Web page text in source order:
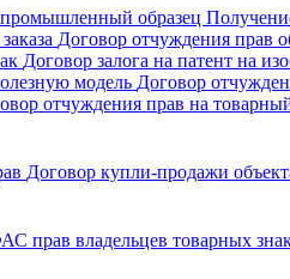
промышленный образец
Договор отчуждения прав
Договор залога на патент на
модель Договор
отчуждения прав на
Договор купли-продажи
прав владельцев товарных